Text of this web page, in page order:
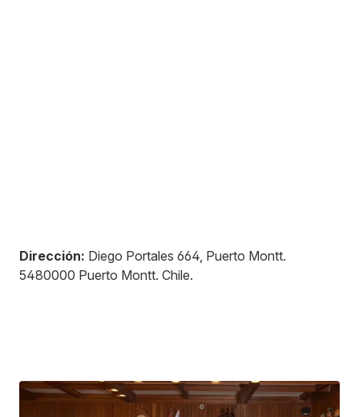
Dirección: Diego Portales 664, Puerto Montt.
5480000 Puerto Montt. Chile.